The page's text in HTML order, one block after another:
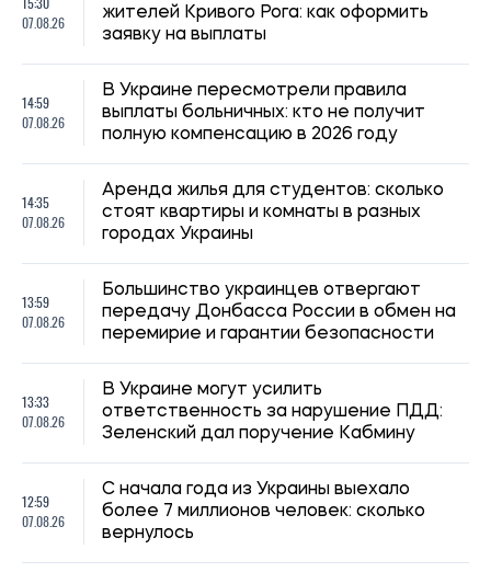
13:33
В Украине могут усилить
ответственность за нарушение ПДД:
Зеленский дал поручение Кабмину
12:59
С начала года из Украины выехало
более 7 миллионов человек: сколько
вернулось
12:30
07.08.26
Поступление в магистратуру в 2026:
сроки подачи заявлений и зачисления
11:59
07.08.26
Материальная помощь для военных в
2026 году: как получить выплату на
социально-бытовые вопросы
11:30
07.08.26
Киберполиция назвала признаки
мошеннических объявлений о продаже
автомобиля в интернете
10:59
07.08.26
Новый учебный год в Украине: учителям
повысят зарплаты, студентам –
стипендии